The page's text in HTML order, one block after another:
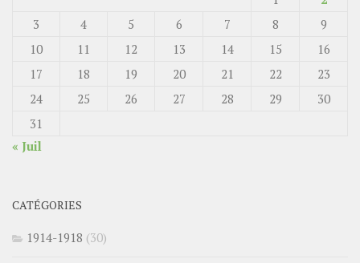
3
4 5 6 7 8
9
10
11 12 13 14 15
16
17
18 19 20 21 22
23
24
25 26 27 28 29
30
31
« Juil
CATÉGORIES
1914-1918 (30)